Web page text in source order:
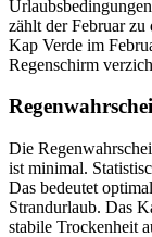
zählt der Februar zu
Kap Verde im
Regenschirm
Die
ist minimal.
Das bedeutet
Strandurlaub. Das
stabile Trockenheit